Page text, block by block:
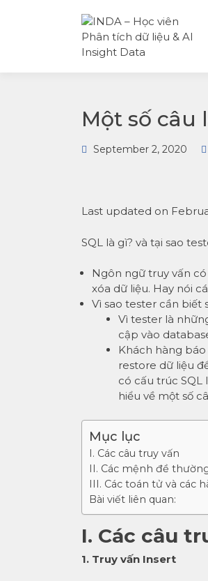
Một số câu
September 2, 2020
Last updated on
SQL là gì? và tại sao
Ngôn ngữ truy vấn
xóa dữ liệu. Hay nói
Vì sao tester cần biết
Vì tester là
cập vào
Khách hàng
restore dữ liệu
có cấu trúc
hiểu về một số
Mục lục
I. Các câu truy vấn
II. Các mệnh đề
III. Các toán tử và các
Bài viết liên quan:
I. Các câu
1. Truy vấn Insert